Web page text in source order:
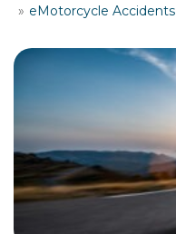
eMotorcycle Accidents